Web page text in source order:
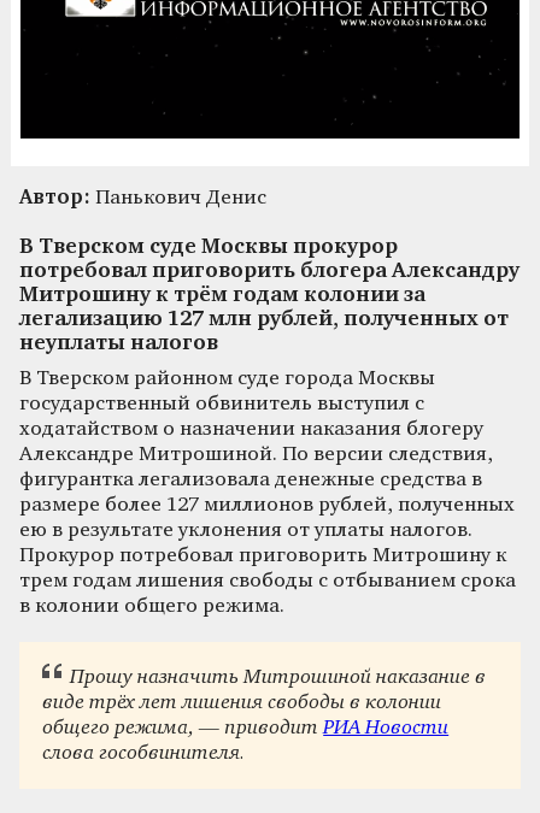
Автор: Панькович Денис
В Тверском суде Москвы прокурор
потребовал приговорить блогера Александру
Митрошину к трём годам колонии за
легализацию 127 млн рублей, полученных от
неуплаты налогов
В Тверском районном суде города Москвы
государственный обвинитель выступил с
ходатайством о назначении наказания блогеру
Александре Митрошиной. По версии следствия,
фигурантка легализовала денежные средства в
размере более 127 миллионов рублей, полученных
ею в результате уклонения от уплаты налогов.
Прокурор потребовал приговорить Митрошину к
трем годам лишения свободы с отбыванием срока
в колонии общего режима.
Прошу назначить Митрошиной наказание в
виде трёх лет лишения свободы в колонии
общего режима, — приводитРИА Новости
слова гособвинителя.